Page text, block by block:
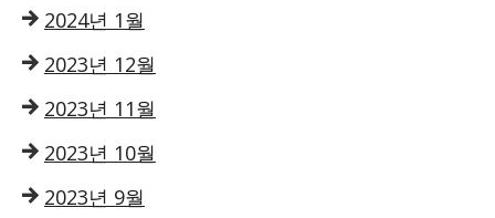
2024년 1월
2023년 12월
2023년 11월
2023년 10월
2023년 9월